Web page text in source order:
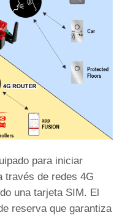
para iniciar
través de redes 4G
una tarjeta SIM. El
reserva que garantiza